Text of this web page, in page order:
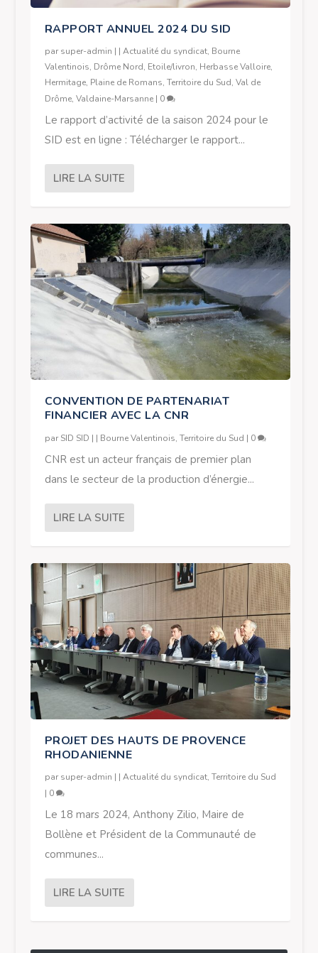
RAPPORT ANNUEL 2024 DU SID
parsuper-admin | | Actualité du syndicat, Bourne
Valentinois, Drôme Nord, Etoile/livron, Herbasse Valloire,
Hermitage, Plaine de Romans, Territoire du Sud, Val de
Drôme, Valdaine-Marsanne| 0
Le rapport d’activité de la saison 2024 pour le
SID est en ligne : Télécharger le rapport...
LIRE LA SUITE
CONVENTION DE PARTENARIAT
FINANCIER AVEC LA CNR
parSID SID | | Bourne Valentinois, Territoire du Sud | 0
CNR est un acteur français de premier plan
dans le secteur de la production d’énergie...
LIRE LA SUITE
PROJET DES HAUTS DE PROVENCE
RHODANIENNE
parsuper-admin | | Actualité du syndicat, Territoire du Sud
| 0
Le 18 mars 2024, Anthony Zilio, Maire de
Bollène et Président de la Communauté de
communes...
LIRE LA SUITE